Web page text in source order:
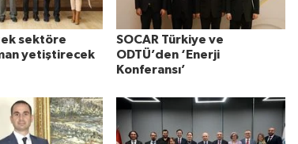
sektöre
yetiştirecek
SOCAR Türkiye ve
ODTÜ’den ‘Enerji
Konferansı’